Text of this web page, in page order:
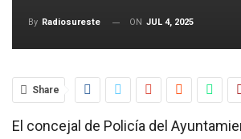
By Radiosureste ON JUL 4, 2025
Share
El concejal de Policía del